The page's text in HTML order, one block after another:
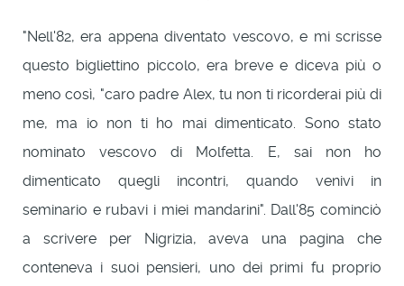
"Nell'82, era appena diventato vescovo, e mi scrisse
questo bigliettino piccolo, era breve e diceva più o
meno così, "caro padre Alex, tu non ti ricorderai più di
me, ma io non ti ho mai dimenticato. Sono stato
nominato vescovo di Molfetta. E, sai non ho
dimenticato quegli incontri, quando venivi in
seminario e rubavi i miei mandarini". Dall'85 cominciò
a scrivere per Nigrizia, aveva una pagina che
conteneva i suoi pensieri, uno dei primi fu proprio